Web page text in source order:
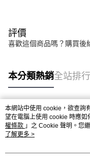
評價
喜歡這個商品嗎？購買後
本分類熱銷全站排行
熱門標籤
本網站中使用 cookie，欲查詢
望在電腦上使用 cookie 時應
權條款 」之 Cookie 聲明。您
用條款之 Cookie 聲明使用
了解更多 >